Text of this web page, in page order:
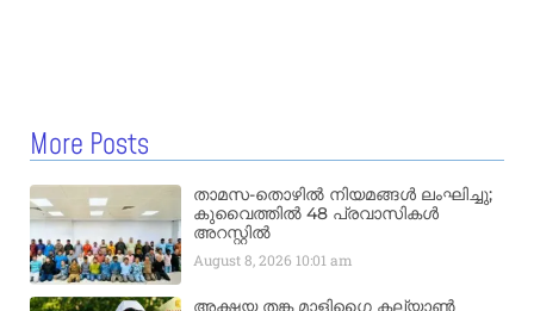
More Posts
താമസ-തൊഴിൽ നിയമങ്ങൾ ലംഘിച്ചു;
കുവൈത്തിൽ 48 പ്രവാസികൾ
അറസ്റ്റിൽ
August 8, 2026 10:01 am